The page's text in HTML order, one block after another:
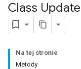
Class Update
Na tej stronie
Metody